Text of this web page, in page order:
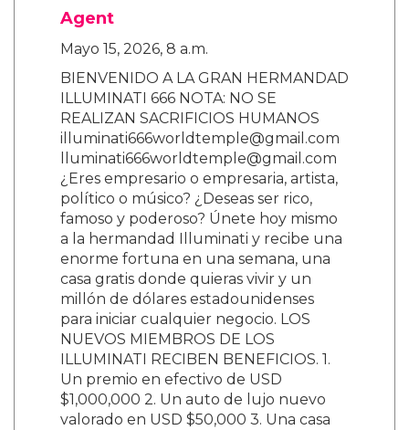
Agent
Mayo 15, 2026, 8 a.m.
BIENVENIDO A LA GRAN HERMANDAD
ILLUMINATI 666 NOTA: NO SE
REALIZAN SACRIFICIOS HUMANOS
illuminati666worldtemple@gmail.com
lluminati666worldtemple@gmail.com
¿Eres empresario o empresaria, artista,
político o músico? ¿Deseas ser rico,
famoso y poderoso? Únete hoy mismo
a la hermandad Illuminati y recibe una
enorme fortuna en una semana, una
casa gratis donde quieras vivir y un
millón de dólares estadounidenses
para iniciar cualquier negocio. LOS
NUEVOS MIEMBROS DE LOS
ILLUMINATI RECIBEN BENEFICIOS. 1.
Un premio en efectivo de USD
$1,000,000 2. Un auto de lujo nuevo
valorado en USD $50,000 3. Una casa